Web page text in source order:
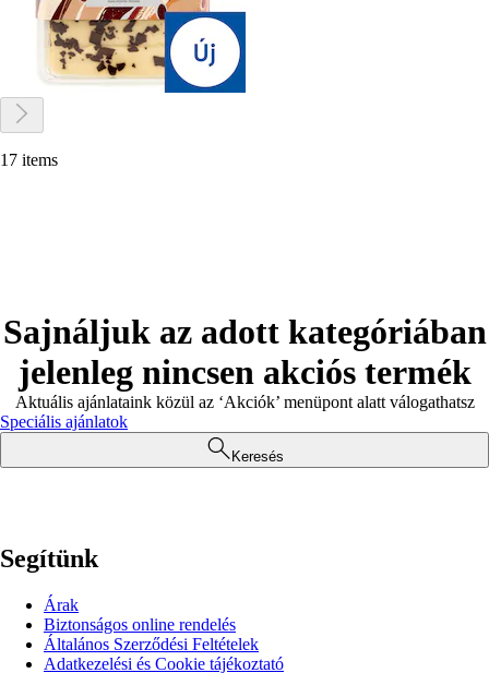
17 items
Sajnáljuk az adott kategóriában
jelenleg nincsen akciós termék
Aktuális ajánlataink közül az ‘Akciók’ menüpont alatt válogathatsz
Speciális ajánlatok
Keresés
Segítünk
Árak
Biztonságos online rendelés
Általános Szerződési Feltételek
Adatkezelési és Cookie tájékoztató